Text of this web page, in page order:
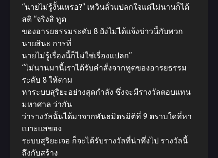
“นายไม่รู้งั้นเหรอ?” เหวินลั่วแปลกใจแต่ไม่นานก็ได้
สติ “จริงสิ ทูต
ของอารยธรรมระดับ 8 ยังไม่ได้แจ้งข่าวนี้กับพวก
นายสินะ การที่
นายไม่รู้เรื่องนี้ก็ไม่ใช่เรื่องแปลก”
“ไม่นานมานี้เราได้รับคำสั่งจากทูตของอารยธรรม
ระดับ 8 ให้ตาม
หาระบบสุริยะอย่างสุดกำลัง ซึ่งจะมีรางวัลตอบแทน
มหาศาล ว่ากัน
ว่ารางวัลนั้นได้มาจากพันธมิตรมิติที่ 9 ตราบใดที่หา
เบาะแสของ
ระบบสุริยะเจอ ก็จะได้รับรางวัลที่น่าทึ่งไป รางวัลนี้
ถึงกับสร้าง